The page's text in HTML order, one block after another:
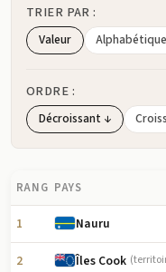
TRIER PAR :
Valeur Alphabétique
ORDRE :
Décroissant ↓
RANG PAYS
1 Nauru
2 Îles Cook